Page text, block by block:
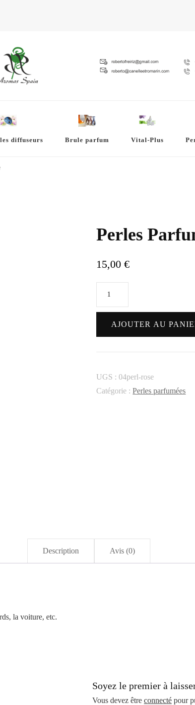
diffuseurs Brule parfum Vital-Plus
Perles
15,00€
quantité
de
Perles
Parfumées
-
AJOUTER AU
UGS :04perl-rose
Catégorie :Perles parfumées
Description Avis (0)
la voiture, etc.
Soyez le premier à
Vous devez être connecté pour